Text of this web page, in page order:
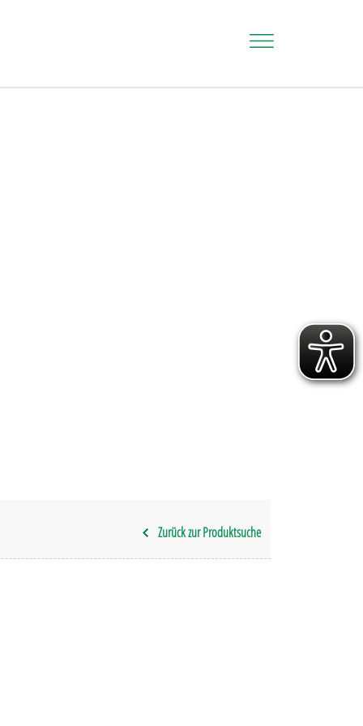
Zurück zur Produktsuche